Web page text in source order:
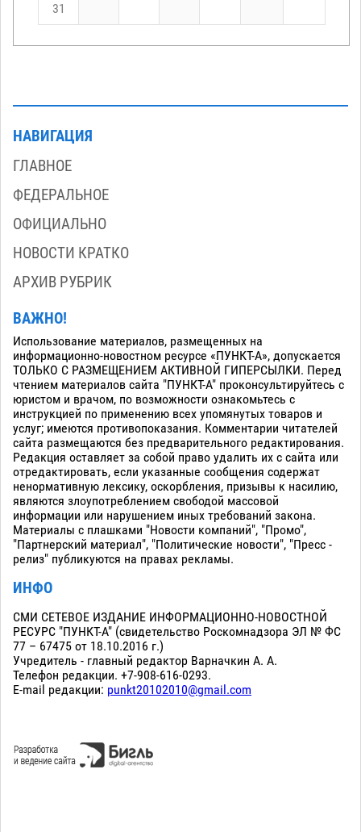
31
НАВИГАЦИЯ
ГЛАВНОЕ
ФЕДЕРАЛЬНОЕ
ОФИЦИАЛЬНО
НОВОСТИ КРАТКО
АРХИВ РУБРИК
ВАЖНО!
Использование материалов, размещенных на
информационно-новостном ресурсе «ПУНКТ-А», допускается
ТОЛЬКО С РАЗМЕЩЕНИЕМ АКТИВНОЙ ГИПЕРСЫЛКИ. Перед
чтением материалов сайта "ПУНКТ-А" проконсультируйтесь с
юристом и врачом, по возможности ознакомьтесь с
инструкцией по применению всех упомянутых товаров и
услуг; имеются противопоказания. Комментарии читателей
сайта размещаются без предварительного редактирования.
Редакция оставляет за собой право удалить их с сайта или
отредактировать, если указанные сообщения содержат
ненормативную лексику, оскорбления, призывы к насилию,
являются злоупотреблением свободой массовой
информации или нарушением иных требований закона.
Материалы с плашками "Новости компаний", "Промо",
"Партнерский материал", "Политические новости", "Пресс -
релиз" публикуются на правах рекламы.
ИНФО
СМИ СЕТЕВОЕ ИЗДАНИЕ ИНФОРМАЦИОННО-НОВОСТНОЙ
РЕСУРС "ПУНКТ-А" (свидетельство Роскомнадзора ЭЛ № ФС
77 – 67475 от 18.10.2016 г.)
Учредитель - главный редактор Варначкин А. А.
Телефон редакции. +7-908-616-0293.
E-mail редакции: punkt20102010@gmail.com